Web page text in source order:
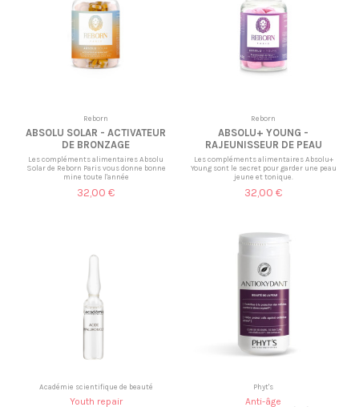
Reborn
ABSOLU SOLAR - ACTIVATEUR
DE BRONZAGE
Les compléments alimentaires Absolu
Solar de Reborn Paris vous donne bonne
mine toute l'année
32,00 €
Reborn
ABSOLU+ YOUNG -
RAJEUNISSEUR DE PEAU
Les compléments alimentaires Absolu+
Young sont le secret pour garder une peau
jeune et tonique.
32,00 €
Académie scientifique de beauté
Youth repair
Phyt's
Anti-âge